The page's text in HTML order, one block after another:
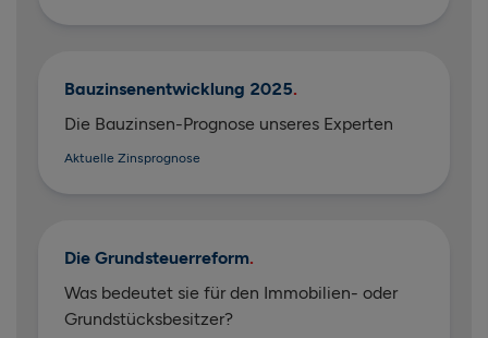
Bauzinsenentwicklung 2025
Die Bauzinsen-Prognose unseres Experten
Aktuelle Zinsprognose
Die Grundsteuerreform
Was bedeutet sie für den Immobilien- oder
Grundstücksbesitzer?